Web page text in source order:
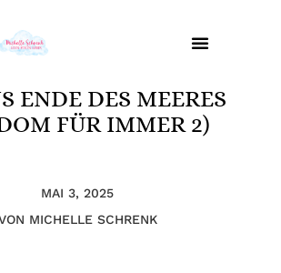
ENDE DES MEERES
FÜR IMMER 2)
MAI 3, 2025
MICHELLE SCHRENK